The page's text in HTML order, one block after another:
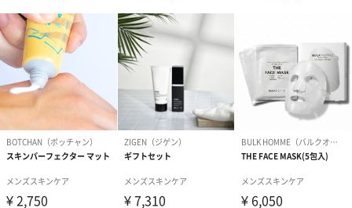
ズ
商品本体重量
／内容量
126g／100ml
製造国
保存方法
極端に高温または低温の場所、直射日光の当たる場所
には保管しないでください。
使用上の注
●お肌に異常が生じていないか、よく注意してご使用く
●お肌に合わないとき、即ち次のような場合には、使用
を中止してください。そのまま化粧品類の使用を続け